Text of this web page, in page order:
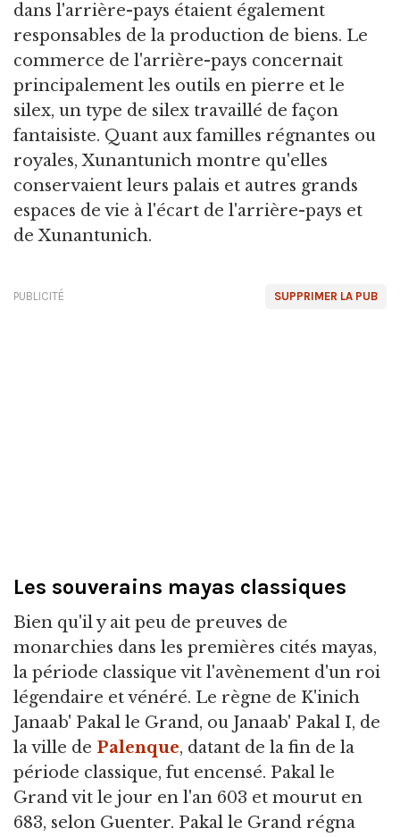
dans l'arrière-pays étaient également
responsables de la production de biens. Le
commerce de l'arrière-pays concernait
principalement les outils en pierre et le
silex, un type de silex travaillé de façon
fantaisiste. Quant aux familles régnantes ou
royales, Xunantunich montre qu'elles
conservaient leurs palais et autres grands
espaces de vie à l'écart de l'arrière-pays et
de Xunantunich.
SUPPRIMER LA PUB
PUBLICITÉ
Les souverains mayas classiques
Bien qu'il y ait peu de preuves de
monarchies dans les premières cités mayas,
la période classique vit l'avènement d'un roi
légendaire et vénéré. Le règne de K'inich
Janaab' Pakal le Grand, ou Janaab' Pakal I, de
la ville de Palenque, datant de la fin de la
période classique, fut encensé. Pakal le
Grand vit le jour en l'an 603 et mourut en
683, selon Guenter. Pakal le Grand régna